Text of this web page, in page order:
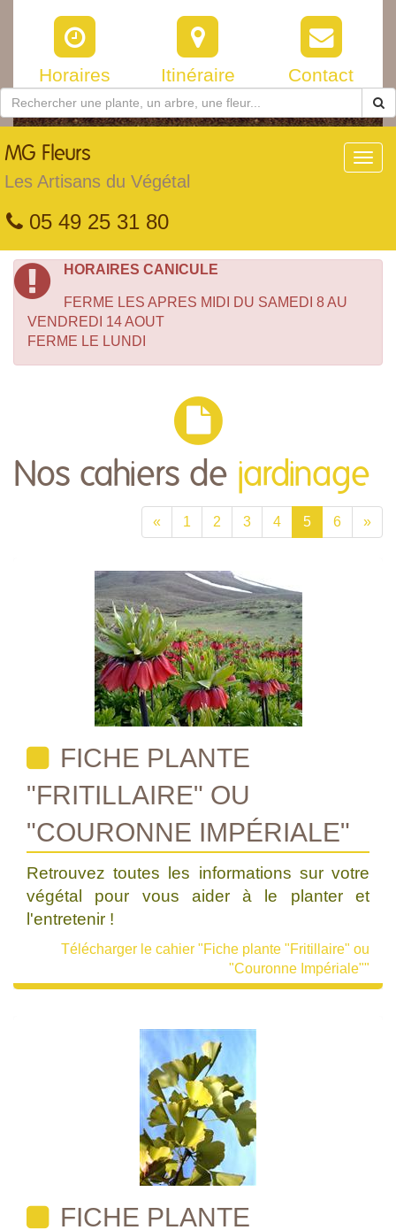
Horaires Itinéraire Contact
MG Fleurs
Les Artisans du Végétal
05 49 25 31 80
HORAIRES CANICULE
FERME LES APRES MIDI DU SAMEDI 8 AU
VENDREDI 14 AOUT
FERME LE LUNDI
Nos cahiers de jardinage
« 1 2 3 4 5 6 »
FICHE PLANTE
"FRITILLAIRE" OU
"COURONNE IMPÉRIALE"
Retrouvez toutes les informations sur votre
végétal pour vous aider à le planter et
l'entretenir !
Télécharger le cahier "Fiche plante "Fritillaire" ou
"Couronne Impériale""
FICHE PLANTE